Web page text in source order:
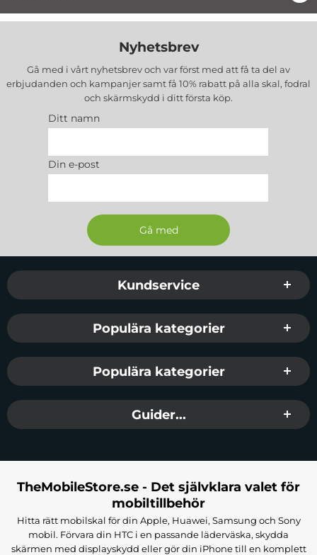
Nyhetsbrev
Gå med i vårt nyhetsbrev och var först med att få ta del av
erbjudanden och kampanjer samt få 10% rabatt på alla skal, fodral
och skärmskydd i ditt första köp.
Ditt namn
Din e-post
Sidfot Blandad info och länkar
Kundservice
Populära kategorier
Populära kategorier
Guider...
TheMobileStore.se - Det självklara valet för
mobiltillbehör
Hitta rätt mobilskal för din Apple, Huawei, Samsung och Sony
mobil. Förvara din HTC i en passande läderväska, skydda
skärmen med displayskydd eller gör din iPhone till en komplett